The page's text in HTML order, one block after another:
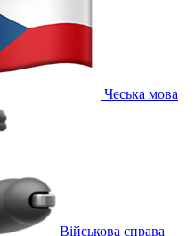
Чеська мова
Військова справа